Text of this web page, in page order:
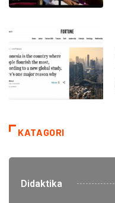
KATAGORI
Didaktika